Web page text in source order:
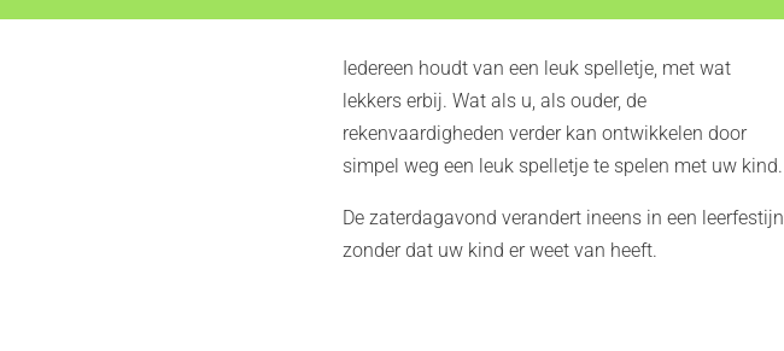
Iedereen houdt van een leuk spelletje, met wat
lekkers erbij. Wat als u, als ouder, de
rekenvaardigheden verder kan ontwikkelen door
simpel weg een leuk spelletje te spelen met uw kind.
De zaterdagavond verandert ineens in een leerfestijn
zonder dat uw kind er weet van heeft.